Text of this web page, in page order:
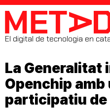
MetaData
El digital de tecnologia en
La Generalitat
Openchip
participatiu de